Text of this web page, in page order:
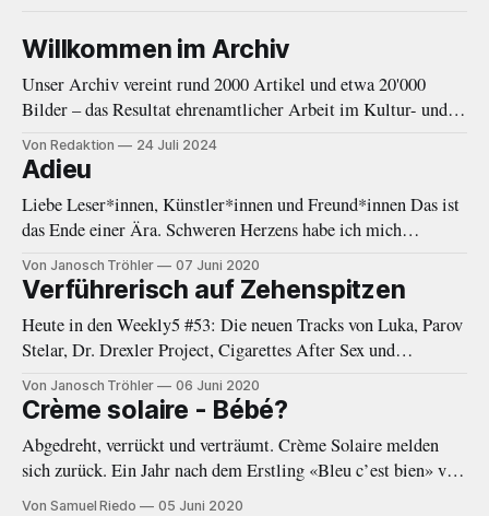
Willkommen im Archiv
Unser Archiv vereint rund 2000 Artikel und etwa 20'000
Bilder – das Resultat ehrenamtlicher Arbeit im Kultur- und
Musikjournalismus von 2010 bis 2020. Eine Einleitung.
Von Redaktion 24 Juli 2024
Adieu
Liebe Leser*innen, Künstler*innen und Freund*innen Das ist
das Ende einer Ära. Schweren Herzens habe ich mich
entschieden, eine Auszeit von Negative White zu nehmen. In
den letzten Monaten fehlte mir immer öfter die Zeit und
Energie, welche diese Plattform gebraucht und verdient hätte.
Als das Online-Magazin
Von Janosch Tröhler 07 Juni 2020
Verführerisch auf Zehenspitzen
Heute in den Weekly5 #53: Die neuen Tracks von Luka, Parov
Stelar, Dr. Drexler Project, Cigarettes After Sex und
Woodkid.
Von Janosch Tröhler 06 Juni 2020
Crème solaire - Bébé?
Abgedreht, verrückt und verträumt. Crème Solaire melden
sich zurück. Ein Jahr nach dem Erstling «Bleu c’est bien» von
2019 folgt nun mit der EP «Bébé?» ein wort- und
Von Samuel Riedo 05 Juni 2020